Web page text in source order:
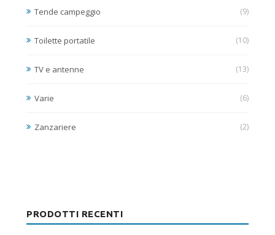
Tende campeggio (9)
Toilette portatile (10)
TV e antenne (13)
Varie (6)
Zanzariere (2)
PRODOTTI RECENTI